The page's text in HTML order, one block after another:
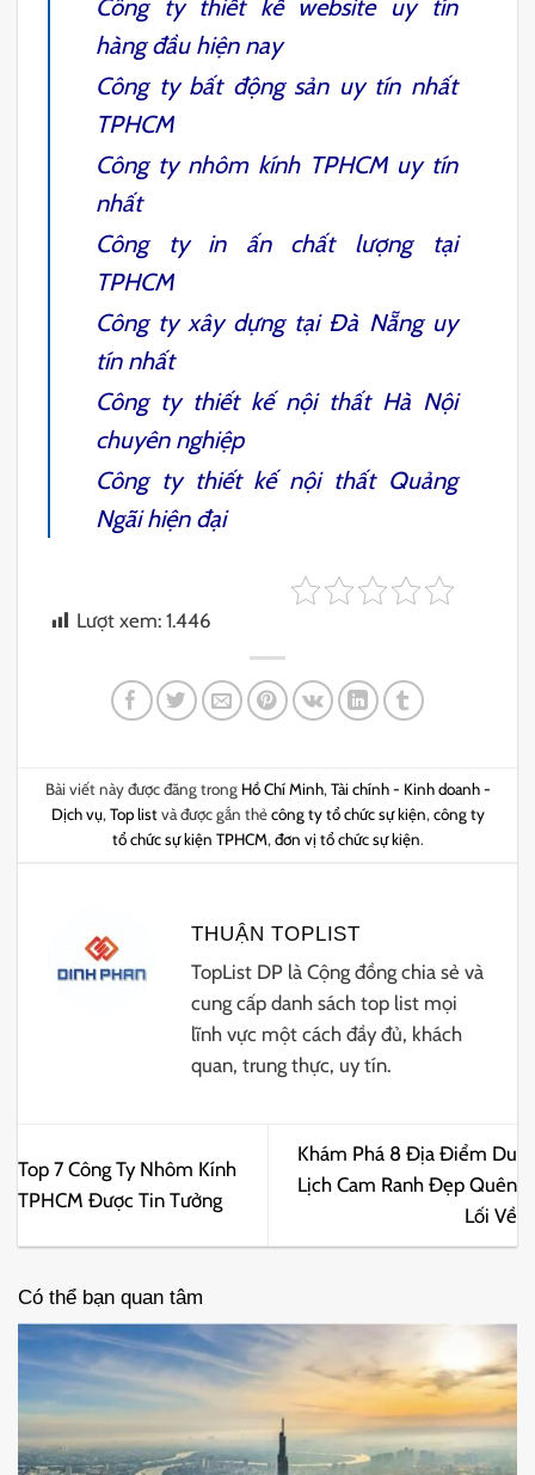
Công ty thiết kế websiteuy tín
hàng đầu hiện nay
Công ty bất động sảnuy tín nhất
TPHCM
Công ty nhôm kính TPHCMuy tín
nhất
Công ty in ấnchất lượng tại
TPHCM
Công ty xây dựng tại Đà Nẵnguy
tín nhất
Công ty thiết kế nội thất Hà Nội
chuyên nghiệp
Công ty thiết kế nội thất Quảng
Ngãihiện đại
Lượt xem: 1.446
Bài viết này được đăng trong Hồ Chí Minh, Tài chính - Kinh doanh -
Dịch vụ, Top listvà được gắn thẻcông ty tổ chức sự kiện, công ty
tổ chức sự kiện TPHCM, đơn vị tổ chức sự kiện.
THUẬN TOPLIST
TopList DP là Cộng đồng chia sẻ và
cung cấp danh sách top list mọi
lĩnh vực một cách đầy đủ, khách
quan, trung thực, uy tín.
Top 7 Công Ty Nhôm Kính
TPHCM Được Tin Tưởng
Khám Phá 8 Địa Điểm Du
Lịch Cam Ranh Đẹp Quên
Lối Về
Có thể bạn quan tâm